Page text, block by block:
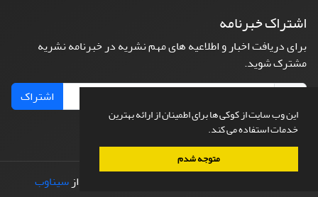
این وب سایت از کوکی ها برای اطمینان از ارائه بهترین
خدمات استفاده می کند.
متوجه شدم
اشتراک خبرنامه
برای دریافت اخبار و اطلاعیه های مهم نشریه در خبرنامه نشریه
مشترک شوید.
اشتراک
طراحی و پیاده سازی از سیناوب